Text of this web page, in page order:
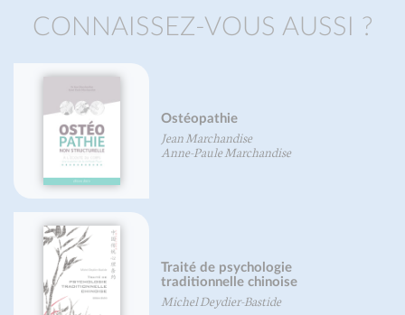
CONNAISSEZ-VOUS AUSSI ?
Ostéopathie
Jean Marchandise
Anne-Paule Marchandise
Traité de psychologie
traditionnelle chinoise
Michel Deydier-Bastide